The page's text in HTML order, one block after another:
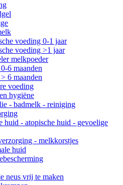
voeding 0-1 jaar
voeding >1 jaar
melkpoeder
6 maanden
6 maanden
voeding
hygiëne
- badmelk - reiniging
huid - atopische huid - gevoelige
- melkkorstjes
huid
neus vrij te maken